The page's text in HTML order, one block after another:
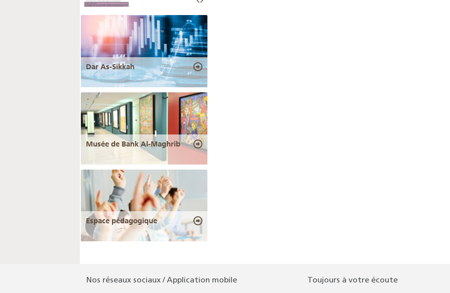
Dar As-Sikkah
Musée de Bank Al-Maghrib
Espace pédagogique
Nos réseaux sociaux / Application mobile Toujours à votre écoute